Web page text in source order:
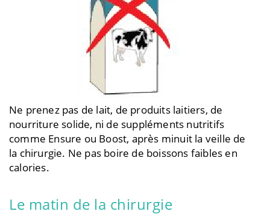
Ne prenez pas de lait, de produits laitiers, de
nourriture solide, ni de suppléments nutritifs
comme Ensure ou Boost, après minuit la veille de
la chirurgie. Ne pas boire de boissons faibles en
calories.
Le matin de la chirurgie